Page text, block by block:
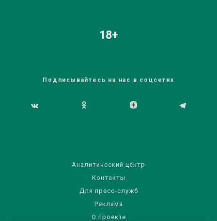
18+
Подписывайтесь на нас в соцсетях
Аналитический центр
Контакты
Для пресс-служб
Реклама
О проекте